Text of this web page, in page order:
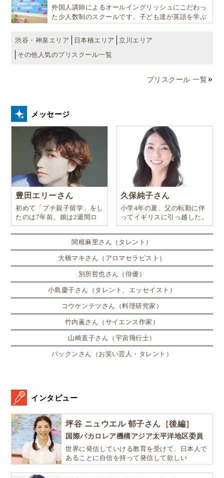
外国人講師によるオールイングリッシュにこだわっ
た少人数制のスクールです。子ども達が英語を学ぶ
渋谷・神泉エリア
日本橋エリア
立川エリア
その他人気のプリスクール一覧
プリスクール 一覧
メッセージ
豊田エリーさん
初めて「プチ親子留学」をし
たのは7年前。娘は2週間ロ
ンドンのサマースクールに通
い、英語劇に挑戦したり、
久保純子さん
小学4年の夏、父の転勤に伴
ってイギリスに引っ越した。
関根麻里さん（タレント）
大橋マキさん（アロマセラピスト）
別所哲也さん（俳優）
小島慶子さん（タレント、エッセイスト）
コウケンテツさん（料理研究家）
竹内薫さん（サイエンス作家）
山崎直子さん（宇宙飛行士）
パックンさん（お笑い芸人・タレント）
インタビュー
坪谷 ニュウエル 郁子さん［後編］
国際バカロレア機構アジア太平洋地区委員
世界に発信していける教育を受けて、日本人で
あることに自信を持って発信して欲しい